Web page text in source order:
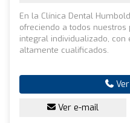
En la Clínica Dental
ofreciendo a todos
integral individualizado, con
altamente cualificados.
Ver e-mail